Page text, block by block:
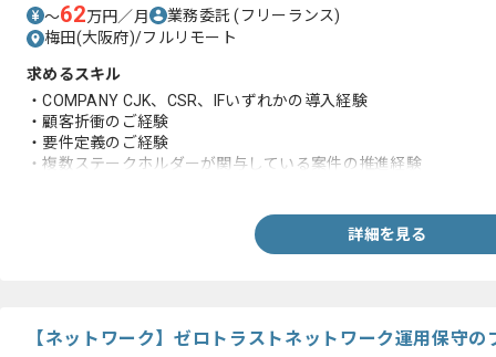
〜62万円／月 業務委託(フリーランス)
梅田(大阪府)/フルリモート
求めるスキル
・COMPANY CJK、CSR、IFいずれかの導入経験
・顧客折衝のご経験
・要件定義のご経験
・複数ステークホルダーが関与している案件の推進経験
詳細を見る
【ネットワーク】ゼロトラストネットワーク運用保守